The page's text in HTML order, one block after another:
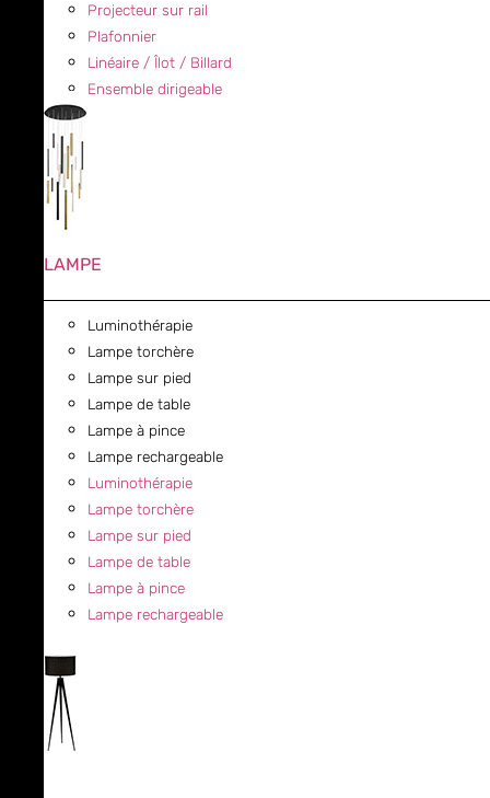
Projecteur sur rail
Plafonnier
Linéaire / Îlot / Billard
Ensemble dirigeable
LAMPE
Luminothérapie
Lampe torchère
Lampe sur pied
Lampe de table
Lampe à pince
Lampe rechargeable
Luminothérapie
Lampe torchère
Lampe sur pied
Lampe de table
Lampe à pince
Lampe rechargeable